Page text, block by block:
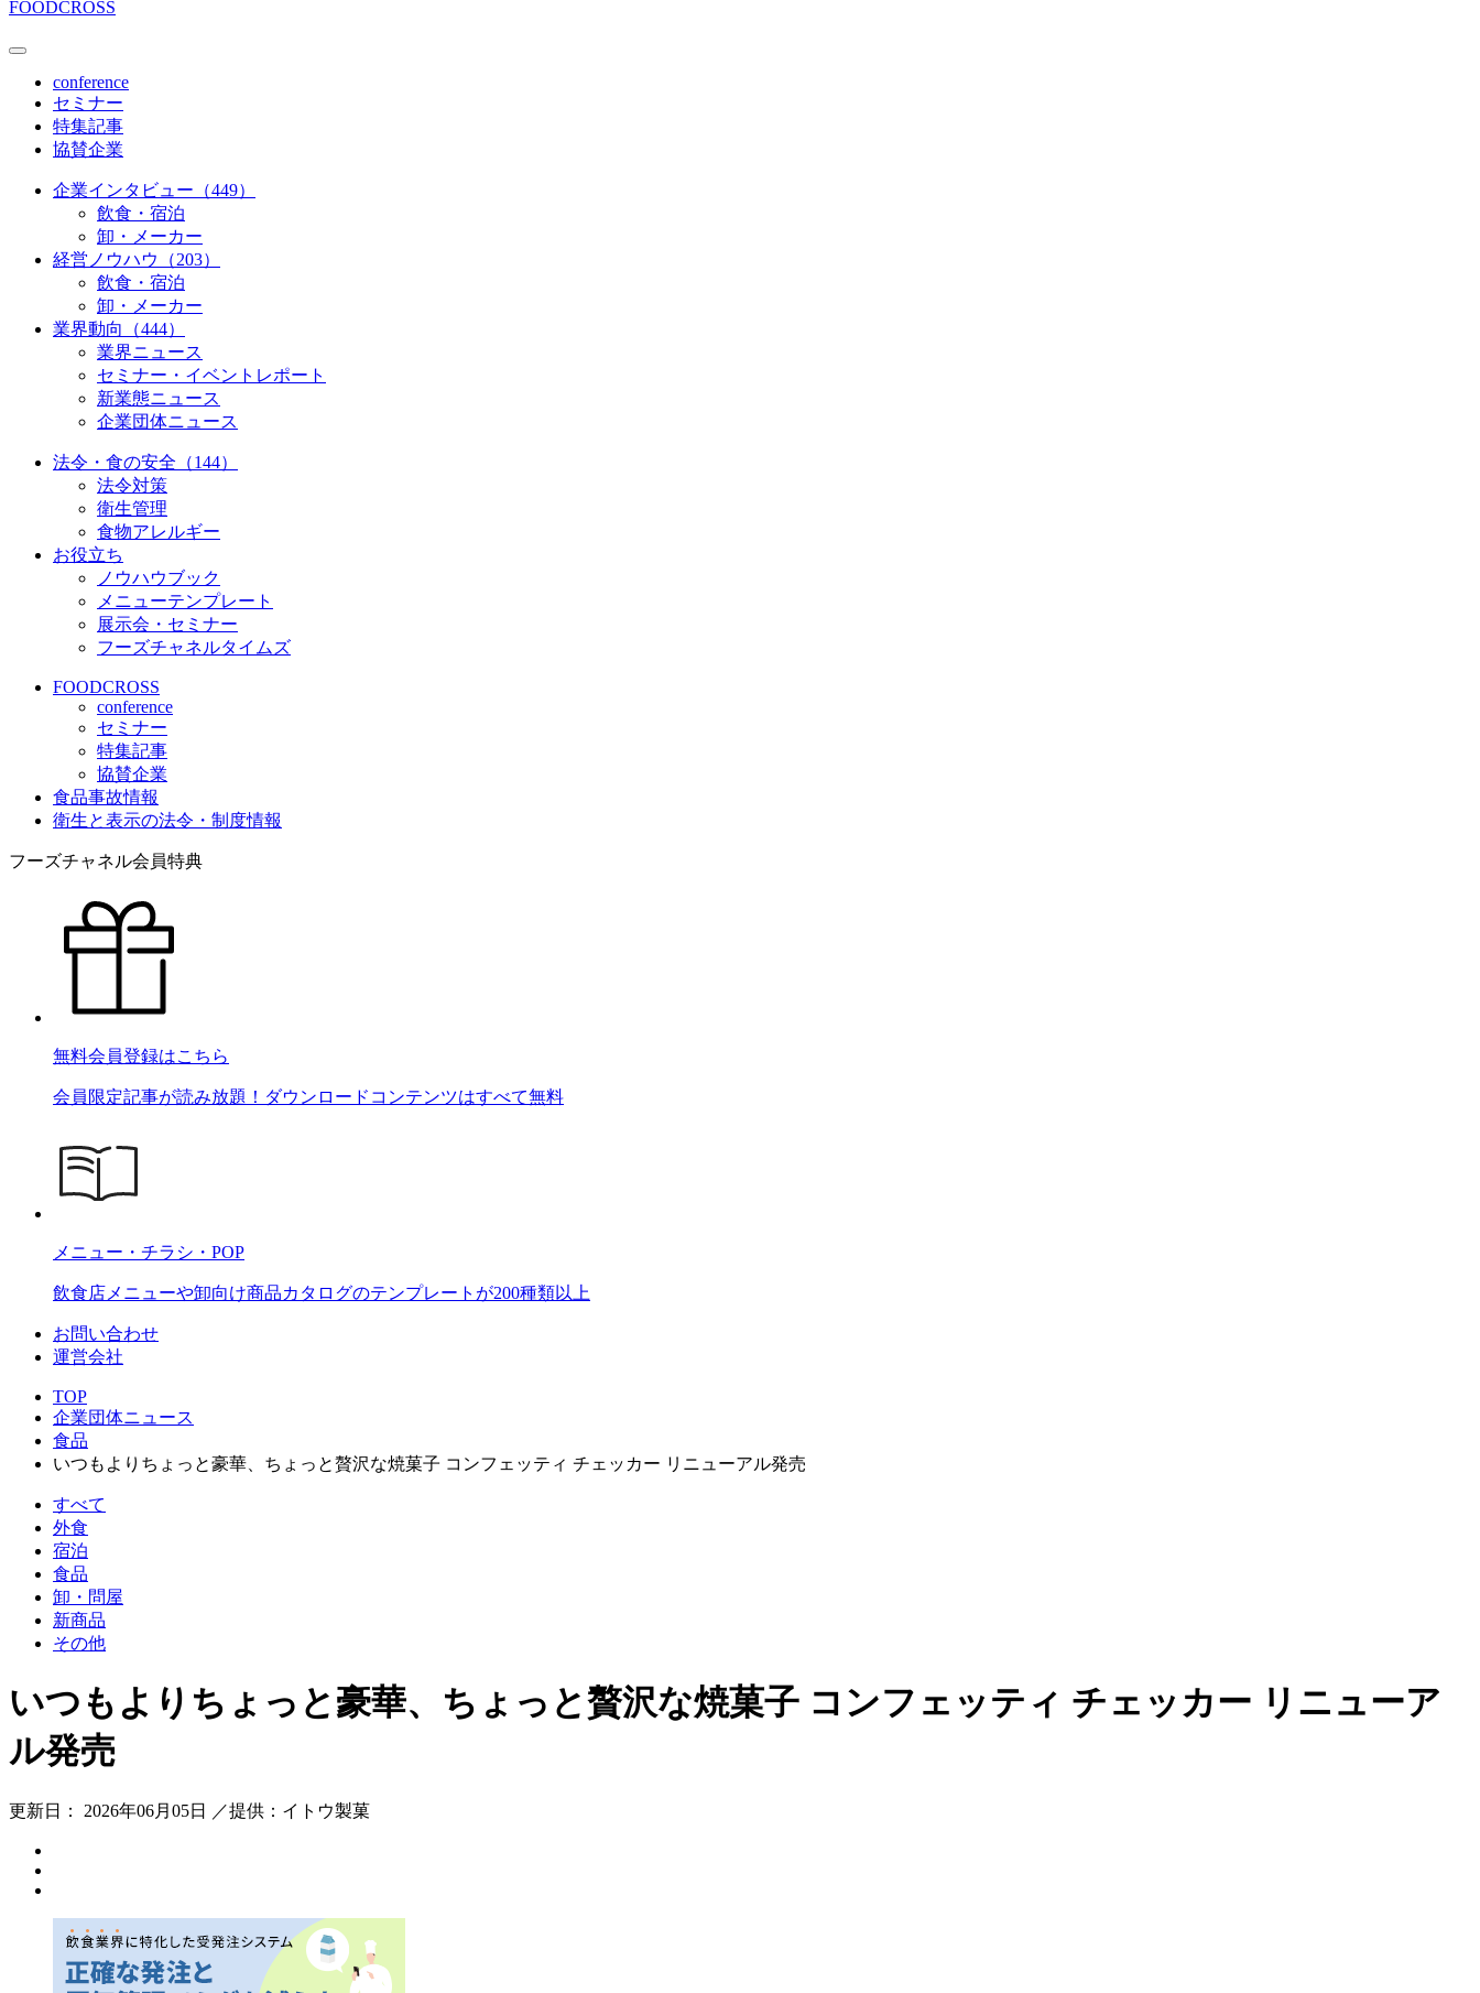
FOODCROSS
conference
セミナー
特集記事
協賛企業
企業インタビュー（449）
飲食・宿泊
卸・メーカー
経営ノウハウ（203）
飲食・宿泊
卸・メーカー
業界動向（444）
業界ニュース
セミナー・イベントレポート
新業態ニュース
企業団体ニュース
法令・食の安全（144）
法令対策
衛生管理
食物アレルギー
お役立ち
ノウハウブック
メニューテンプレート
展示会・セミナー
フーズチャネルタイムズ
FOODCROSS
conference
セミナー
特集記事
協賛企業
食品事故情報
衛生と表示の法令・制度情報
フーズチャネル会員特典
無料会員登録はこちら
会員限定記事が読み放題！ダウンロードコンテンツはすべて無料
メニュー・チラシ・POP
飲食店メニューや卸向け商品カタログのテンプレートが200種類以上
お問い合わせ
運営会社
TOP
企業団体ニュース
食品
いつもよりちょっと豪華、ちょっと贅沢な焼菓子 コンフェッティ チェッカー リニューアル発売
すべて
外食
宿泊
食品
卸・問屋
新商品
その他
いつもよりちょっと豪華、ちょっと贅沢な焼菓子 コンフェッティ チェッカー リニューア
ル発売
更新日： 2026年06月05日 ／提供：イトウ製菓